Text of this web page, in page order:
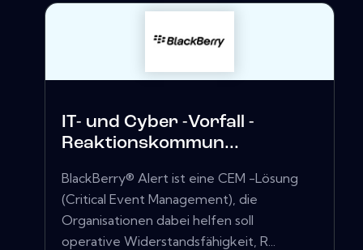
IT- und Cyber ​​-Vorfall -
Reaktionskommun...
BlackBerry® Alert ist eine CEM -Lösung
(Critical Event Management), die
Organisationen dabei helfen soll
operative Widerstandsfähigkeit, R...